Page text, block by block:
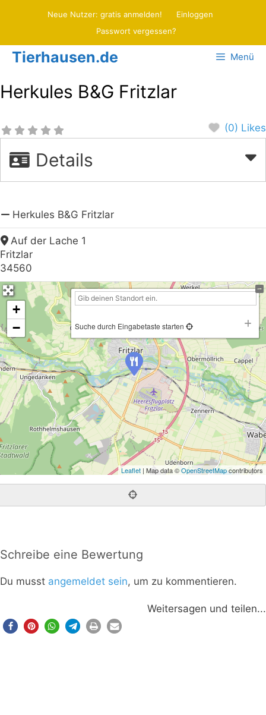
Neue Nutzer: gratis anmelden!
Einloggen
Passwort vergessen?
Tierhausen.de Menü
Herkules B&G Fritzlar
(0) Likes
Details
Herkules B&G Fritzlar
Auf der Lache 1
Fritzlar
34560
+
−
Suche durch Eingabetaste starten
Leaflet | Map data ©OpenStreetMapcontributors
Schreibe eine Bewertung
Du musst angemeldet sein, um zu kommentieren.
Weitersagen und teilen...